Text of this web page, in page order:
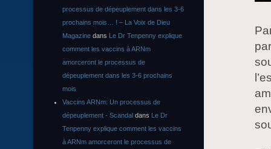
processus de dépeuplement dans les 3-6
prochains mois… ! – La Voix de Dieu
Magazine dans Le Dr Tenpenny explique
comment les vaccins à ARNm
amorceront le processus de
dépeuplement dans les 3-6 prochains
mois
Vaccins ARNm: Un processus de
dépeuplement - Scandal dans Le Dr
Tenpenny explique comment les vaccins
à ARNm amorceront le processus de